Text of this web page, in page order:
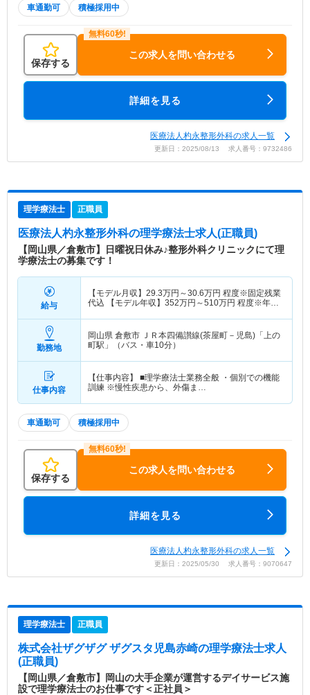
車通勤可 積極採用中
保存する
この求人を問い合わせる
詳細を見る
医療法人杓永整形外科の求人一覧
更新日：2025/08/13 求人番号：9732486
理学療法士 正職員
医療法人杓永整形外科の理学療法士求人(正職員)
【岡山県／倉敷市】日曜祝日休み♪整形外科クリニックにて理
学療法士の募集です！
給与
【モデル月収】 29.3万円～30.6万円 程度※固定残業
代込 【モデル年収】 352万円～510万円 程度※年俸
勤務地
岡山県 倉敷市 ＪＲ本四備讃線(茶屋町－児島)「上の
町駅」（バス・車10分）
仕事内容
【仕事内容】 ■理学療法士業務全般 ・個別での機能
訓練 ※慢性疾患から、外傷ま…
車通勤可 積極採用中
保存する
この求人を問い合わせる
詳細を見る
医療法人杓永整形外科の求人一覧
更新日：2025/05/30 求人番号：9070647
理学療法士 正職員
株式会社ザグザグ ザグスタ児島赤崎の理学療法士求人
(正職員)
【岡山県／倉敷市】岡山の大手企業が運営するデイサービス施
設で理学療法士のお仕事です＜正社員＞